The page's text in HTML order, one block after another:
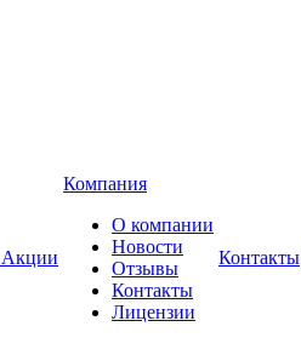
Акции
Компания
О компании
Новости
Отзывы
Контакты
Лицензии
Контакты